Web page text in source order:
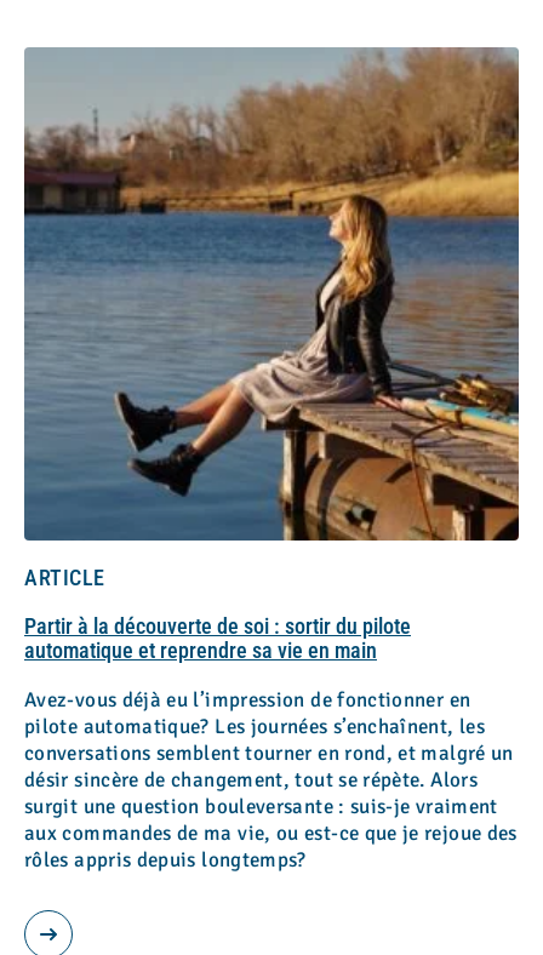
ARTICLE
Partir à la découverte de soi : sortir du pilote
automatique et reprendre sa vie en main
Avez-vous déjà eu l’impression de fonctionner en
pilote automatique? Les journées s’enchaînent, les
conversations semblent tourner en rond, et malgré un
désir sincère de changement, tout se répète. Alors
surgit une question bouleversante : suis-je vraiment
aux commandes de ma vie, ou est-ce que je rejoue des
rôles appris depuis longtemps?